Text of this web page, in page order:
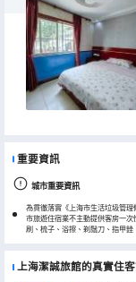
重要資訊
城市重要資訊
為貫徹落實《上海市生活垃圾管
市旅遊住宿業不主動提供客房一次
刷、梳子、浴擦、剃鬚刀、指甲銼
上海潔誠旅館的真實住